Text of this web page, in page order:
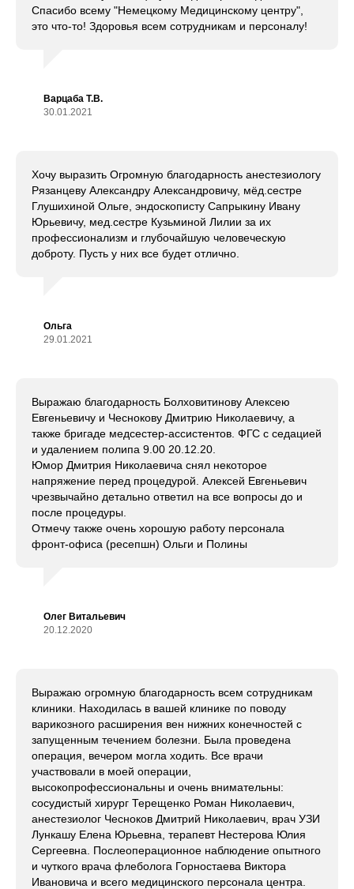
Спасибо всему "Немецкому Медицинскому центру",
это что-то! Здоровья всем сотрудникам и персоналу!
Варцаба Т.В.
30.01.2021
Хочу выразить Огромную благодарность анестезиологу
Рязанцеву Александру Александровичу, мёд.сестре
Глушихиной Ольге, эндоскописту Сапрыкину Ивану
Юрьевичу, мед.сестре Кузьминой Лилии за их
профессионализм и глубочайшую человеческую
доброту. Пусть у них все будет отлично.
Ольга
29.01.2021
Выражаю благодарность Болховитинову Алексею
Евгеньевичу и Чеснокову Дмитрию Николаевичу, а
также бригаде медсестер-ассистентов. ФГС с седацией
и удалением полипа 9.00 20.12.20.
Юмор Дмитрия Николаевича снял некоторое
напряжение перед процедурой. Алексей Евгеньевич
чрезвычайно детально ответил на все вопросы до и
после процедуры.
Отмечу также очень хорошую работу персонала
фронт-офиса (ресепшн) Ольги и Полины
Олег Витальевич
20.12.2020
Выражаю огромную благодарность всем сотрудникам
клиники. Находилась в вашей клинике по поводу
варикозного расширения вен нижних конечностей с
запущенным течением болезни. Была проведена
операция, вечером могла ходить. Все врачи
участвовали в моей операции,
высокопрофессиональны и очень внимательны:
сосудистый хирург Терещенко Роман Николаевич,
анестезиолог Чесноков Дмитрий Николаевич, врач УЗИ
Лункашу Елена Юрьевна, терапевт Нестерова Юлия
Сергеевна. Послеоперационное наблюдение опытного
и чуткого врача флеболога Горностаева Виктора
Ивановича и всего медицинского персонала центра.